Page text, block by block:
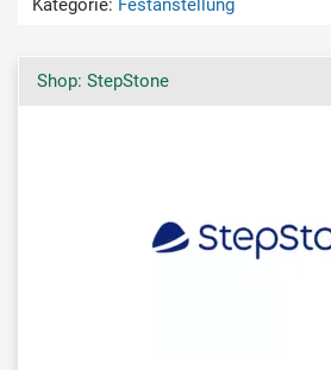
Shop: StepStone